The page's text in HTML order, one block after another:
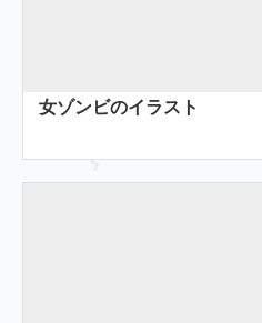
女ゾンビのイラスト